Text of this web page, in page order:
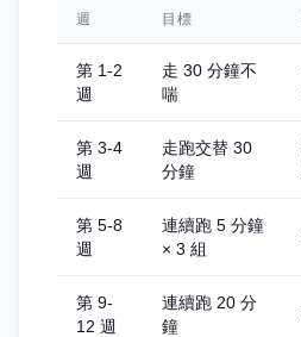
週 目標
第 1-2
週
走 30 分鐘不
喘
第 3-4
週
走跑交替 30
分鐘
第 5-8
週
連續跑 5 分鐘
× 3 組
第 9-
12 週
連續跑 20 分
鐘